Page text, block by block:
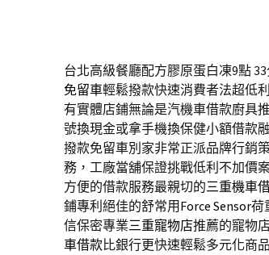
台北高級餐廳配方膠原蛋白凍9點 33
免留車輕鬆撥款快速消費者法超低
有實體店鋪無論是汽機車借款廚具
號換現金或拿手機換保健小額借款
撥款免留車別家非常正派品牌行銷
務，工廠當舖保證挑戰低利不加價
方便的借款服務最親切的三重機車
鋪專利絕佳的舒常用 Force Sensor荷
信保密專業三重寵物店推薦的寵物
車借款比銀行更快速輕鬆多元化商